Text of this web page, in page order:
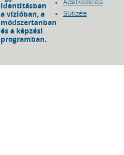
identitásban
a vízióban, a
módszertanban
és a képzési
programban.
Adatkezelés
Sütizés